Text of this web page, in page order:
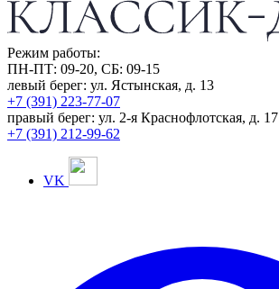
Режим работы:
ПН-ПТ: 09-20, СБ: 09-15
левый берег: ул. Ястынская, д. 13
+7 (391) 223-77-07
правый берег: ул. 2-я Краснофлотская, д. 17
+7 (391) 212-99-62
VK